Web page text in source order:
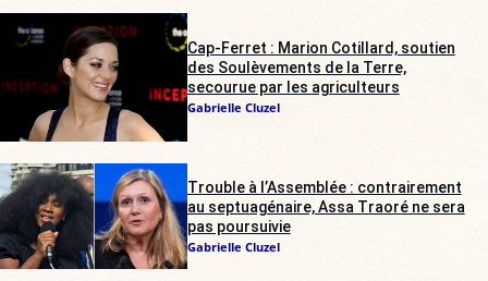
Cap-Ferret : Marion Cotillard, soutien
des Soulèvements de la Terre,
secourue par les agriculteurs
Gabrielle Cluzel
Trouble à l’Assemblée : contrairement
au septuagénaire, Assa Traoré ne sera
pas poursuivie
Gabrielle Cluzel